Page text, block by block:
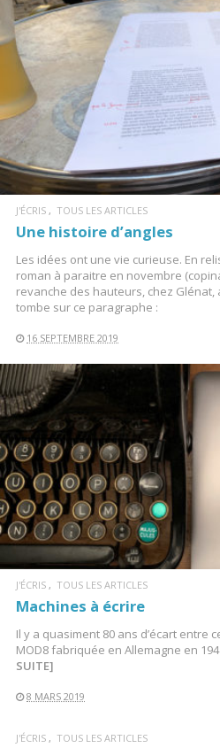
LIRE LA
J'ÉCRIS TOUS LES ARTICLES
Une histoire d’angles
Les idées ont une vie curieuse. En
roman à paraitre en novembre
revanche des hauteurs, chez Glénat,
tombe sur ce paragraphe :
16 SEPTEMBRE 2019
LIRE LA
J'ÉCRIS TOUS LES ARTICLES
Machines à écrire
Il y a quasiment 80 ans d’écart entre
MOD8 fabriquée en Allemagne en
SUITE]
8 MARS 2019
J'ÉCRIS TOUS LES ARTICLES